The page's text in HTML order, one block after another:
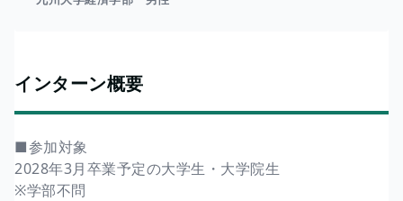
インターン概要
■参加対象
2028年3月卒業予定の大学生・大学院生
※学部不問